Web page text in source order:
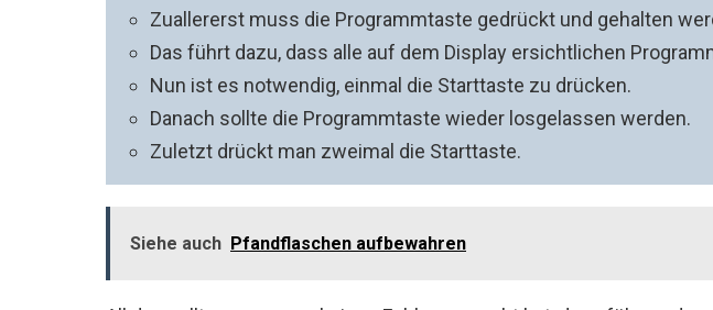
Zuallererst muss die Programmtaste gedrückt und gehalten
Das führt dazu, dass alle auf dem Display ersichtlichen
Nun ist es notwendig, einmal die Starttaste zu drücken.
Danach sollte die Programmtaste wieder losgelassen werden.
Zuletzt drückt man zweimal die Starttaste.
Siehe auch Pfandflaschen aufbewahren